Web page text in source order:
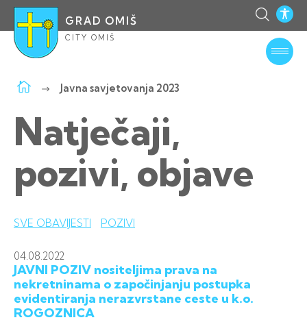
GRAD OMIŠ
CITY OMIŠ
Javna savjetovanja 2023
Natječaji,
pozivi, objave
SVE OBAVIJESTI POZIVI
04.08.2022
JAVNI POZIV nositeljima prava na
nekretninama o započinjanju postupka
evidentiranja nerazvrstane ceste u k.o.
ROGOZNICA